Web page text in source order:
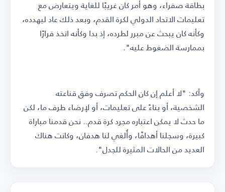
بطاقة صفراء، وهو أمر كان غريبًا للغاية ويتعارض مع
تعليمات الاتحاد الدولي لكرة القدم، وبعد ذلك عاد ليهدده،
وكأنه كان يبحث عن مبرر لطرده، إذ بدا وكأنه اتخذ قرارًا
بممارسة الضغوط عليه".
وأكد: "لا أعلم إن كان الحكم تصرف وفق قناعته
الشخصية، أو بناءً على تعليمات، أو لإرضاء طرف ما، لكن
ما حدث لا يمكن اعتباره مجرد كرة قدم.. نحن قدمنا مباراة
كبيرة، وسجلنا أهدافًا، وأُلغي لنا هدفان، وكانت هناك
العديد من الحالات المثيرة للجدل".